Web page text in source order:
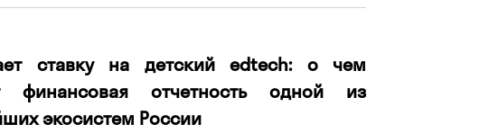
ставку на детский edtech: о чем
финансовая отчетность одной из
экосистем России